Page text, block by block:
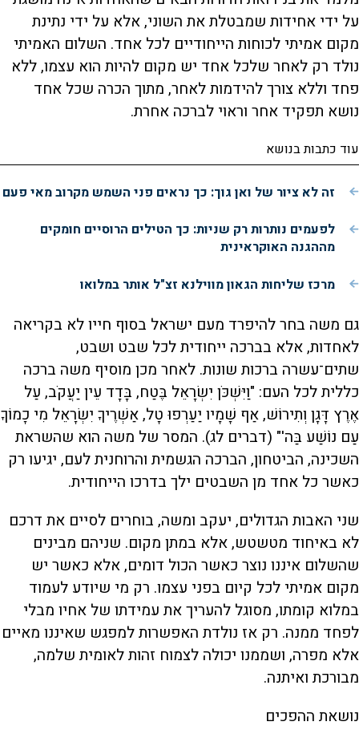
על ידי אחידות שמבטלת את השוני, אלא על ידי נתינת
מקום אמיתי לכוחות הייחודיים לכל אחד. השלום האמיתי
נולד רק לאחר שלכל אחד יש מקום להיות הוא עצמו, ללא
פחד וללא צורך להידמות לאחר, מתוך הכרה שכל אחד
נושא תפקיד אחר וראוי לברכה אחרת.
עוד כתבות בנושא
זה לא ציור של ואן גוך: כך נראים פני השמש מקרוב מאי פעם
לפעמים נותרות רק שניות: כך הטילים הרוסיים חומקים
מההגנה האוקראינית
מרכז שליחות הגאון מווילנא זצ"ל אותר במלואו
גם משה בחר להיפרד מעם ישראל בסוף חייו לא בקריאה
לאחדות, אלא בברכה ייחודית לכל שבט ושבט,
שתים־עשרה ברכות שונות. לאחר מכן מוסיף משה ברכה
כללית לכל העם: "וַיִּשְׁכֹּן יִשְׂרָאֵל בֶּטַח, בָּדָד עֵין יַעֲקֹב, עַל
אֶרֶץ דָּגָן וְתִירוֹשׁ, אַף שָׁמָיו יַעַרְפוּ טָל, אַשְׁרֶיךָ יִשְׂרָאֵל מִי כָמוֹךָ
עַם נוֹשַׁע בַּה'" (דברים לג). המסר של משה הוא שהשראת
השכינה, הביטחון, הברכה הגשמית והרוחנית לעם, יגיעו רק
כאשר כל אחד מן השבטים ילך בדרכו הייחודית.
שני האבות הגדולים, יעקב ומשה, בוחרים לסיים את דרכם
לא באיחוד מטשטש, אלא במתן מקום. שניהם מבינים
שהשלום איננו נוצר כאשר הכול דומים, אלא כאשר יש
מקום אמיתי לכל קיום בפני עצמו. רק מי שיודע לעמוד
במלוא קומתו, מסוגל להעריך את עמידתו של אחיו מבלי
לפחד ממנה. רק אז נולדת האפשרות למפגש שאיננו מאיים
אלא מפרה, ושממנו יכולה לצמוח זהות לאומית שלמה,
מבורכת ואיתנה.
נושאת ההפכים